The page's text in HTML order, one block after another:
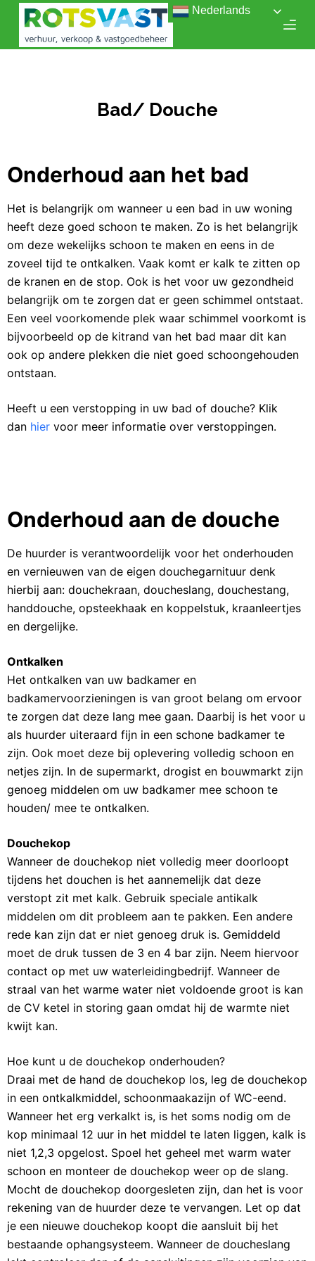
o
a
a
t
k
e
l
Bad/ Douche
Onderhoud aan het bad
Het is belangrijk om wanneer u een bad in uw woning
heeft deze goed schoon te maken. Zo is het belangrijk
om deze wekelijks schoon te maken en eens in de
zoveel tijd te ontkalken. Vaak komt er kalk te zitten op
de kranen en de stop. Ook is het voor uw gezondheid
belangrijk om te zorgen dat er geen schimmel ontstaat.
Een veel voorkomende plek waar schimmel voorkomt is
bijvoorbeeld op de kitrand van het bad maar dit kan
ook op andere plekken die niet goed schoongehouden
ontstaan.
Heeft u een verstopping in uw bad of douche? Klik
dan hier voor meer informatie over verstoppingen.
Onderhoud aan de douche
De huurder is verantwoordelijk voor het onderhouden
en vernieuwen van de eigen douchegarnituur denk
hierbij aan: douchekraan, doucheslang, douchestang,
handdouche, opsteekhaak en koppelstuk, kraanleertjes
en dergelijke.
Ontkalken
Het ontkalken van uw badkamer en
badkamervoorzieningen is van groot belang om ervoor
te zorgen dat deze lang mee gaan. Daarbij is het voor u
als huurder uiteraard fijn in een schone badkamer te
zijn. Ook moet deze bij oplevering volledig schoon en
netjes zijn. In de supermarkt, drogist en bouwmarkt zijn
genoeg middelen om uw badkamer mee schoon te
houden/ mee te ontkalken.
Douchekop
Wanneer de douchekop niet volledig meer doorloopt
tijdens het douchen is het aannemelijk dat deze
verstopt zit met kalk. Gebruik speciale antikalk
middelen om dit probleem aan te pakken. Een andere
rede kan zijn dat er niet genoeg druk is. Gemiddeld
moet de druk tussen de 3 en 4 bar zijn. Neem hiervoor
contact op met uw waterleidingbedrijf. Wanneer de
straal van het warme water niet voldoende groot is kan
de CV ketel in storing gaan omdat hij de warmte niet
kwijt kan.
Hoe kunt u de douchekop onderhouden?
Draai met de hand de douchekop los, leg de douchekop
in een ontkalkmiddel, schoonmaakazijn of WC-eend.
Wanneer het erg verkalkt is, is het soms nodig om de
kop minimaal 12 uur in het middel te laten liggen, kalk is
niet 1,2,3 opgelost. Spoel het geheel met warm water
schoon en monteer de douchekop weer op de slang.
Mocht de douchekop doorgesleten zijn, dan het is voor
rekening van de huurder deze te vervangen. Let op dat
je een nieuwe douchekop koopt die aansluit bij het
bestaande ophangsysteem. Wanneer de doucheslang
Nederlands